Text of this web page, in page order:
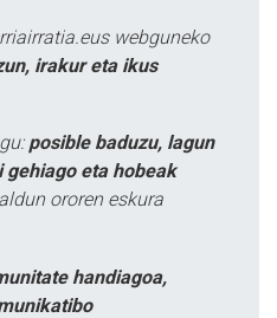
webguneko
irakur eta ikus
posible baduzu, lagun
gehiago eta hobeak
ororen eskura
handiagoa,